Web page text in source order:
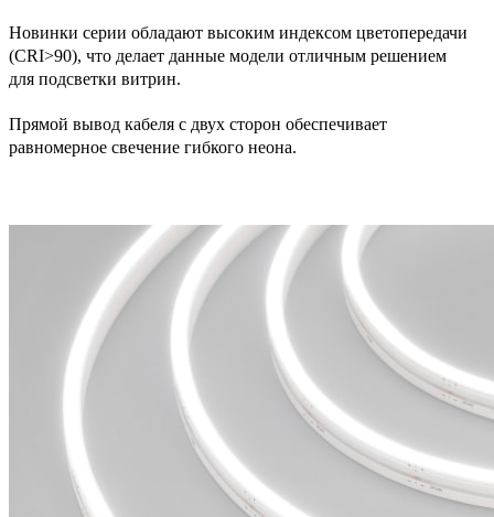
Новинки серии обладают высоким индексом цветопередачи
(CRI>90), что делает данные модели отличным решением
для подсветки витрин.
Прямой вывод кабеля с двух сторон обеспечивает
равномерное свечение гибкого неона.